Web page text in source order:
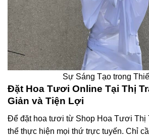
Sự Sáng Tạo trong
Đặt Hoa Tươi Online Tại Thị
Giản và Tiện Lợi
Để đặt hoa tươi từ Shop Hoa Tươi Thị
thể thực hiện mọi thứ trực tuyến. Chỉ